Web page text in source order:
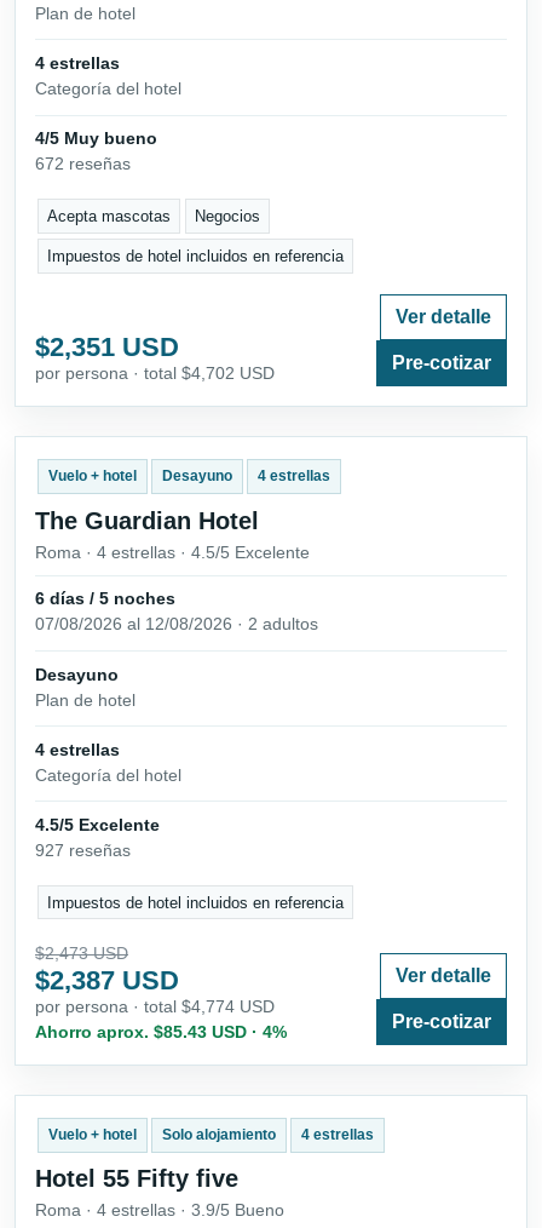
Plan de hotel
4 estrellas
Categoría del hotel
4/5 Muy bueno
672 reseñas
Acepta mascotas Negocios
Impuestos de hotel incluidos en referencia
$2,351 USD
por persona · total $4,702 USD
Ver detalle
Pre-cotizar
Vuelo + hotel Desayuno 4 estrellas
The Guardian Hotel
Roma · 4 estrellas · 4.5/5 Excelente
6 días / 5 noches
07/08/2026 al 12/08/2026 · 2 adultos
Desayuno
Plan de hotel
4 estrellas
Categoría del hotel
4.5/5 Excelente
927 reseñas
Impuestos de hotel incluidos en referencia
$2,473 USD
$2,387 USD
por persona · total $4,774 USD
Ahorro aprox. $85.43 USD · 4%
Ver detalle
Pre-cotizar
Vuelo + hotel Solo alojamiento 4 estrellas
Hotel 55 Fifty five
Roma · 4 estrellas · 3.9/5 Bueno